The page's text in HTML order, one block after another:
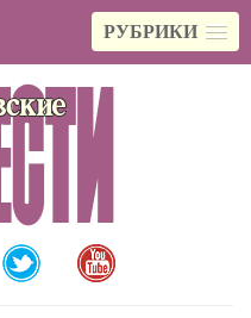
РУБРИКИ